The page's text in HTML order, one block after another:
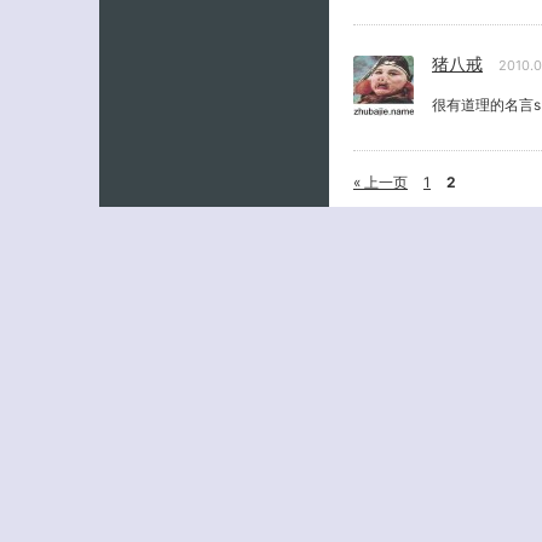
猪八戒
很有道理的名言s
« 上一页 1 2